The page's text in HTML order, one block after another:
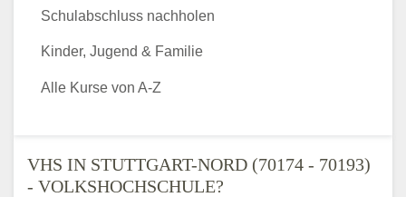
VHS IN STUTTGART-NORD (70174 - 70193)
- VOLKSHOCHSCHULE?
Schulabschluss nachholen
Kinder, Jugend & Familie
Alle Kurse von A-Z